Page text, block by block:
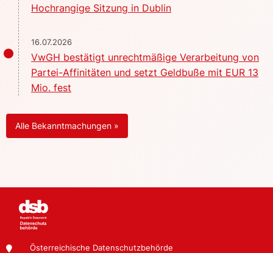
Hochrangige Sitzung in Dublin
16.07.2026
VwGH bestätigt unrechtmäßige Verarbeitung von
Partei-Affinitäten und setzt Geldbuße mit EUR 13
Mio. fest
Alle Bekanntmachungen »
Österreichische Datenschutzbehörde